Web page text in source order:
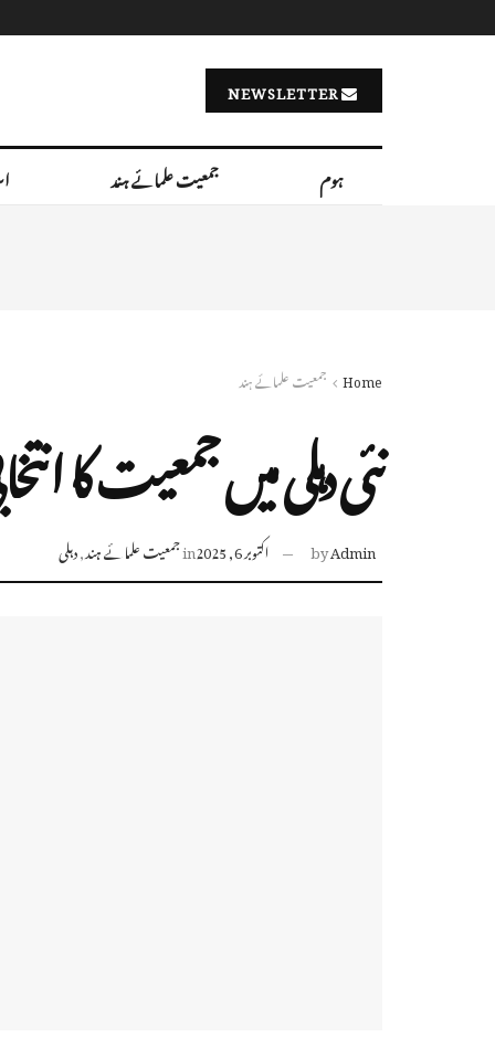
ہوم جمعیت علمائے ہند
Home جمعیت علمائے ہند
نئی دہلی میں جمعیت کا
byAdmin اکتوبر 6, 2025 inجمعیت علمائے ہند,دہلی